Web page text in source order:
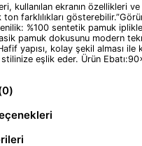
kullanılan ekranın özellikleri ve
ton farklılıkları
%100 sentetik pamuk
pamuk dokusunu modern
yapısı, kolay şekil alması ile
stilinize eşlik eder. Ürün